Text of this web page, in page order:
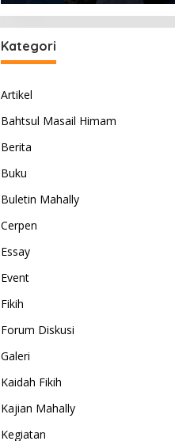
Kategori
Artikel
Bahtsul Masail Himam
Berita
Buku
Buletin Mahally
Cerpen
Essay
Event
Fikih
Forum Diskusi
Galeri
Kaidah Fikih
Kajian Mahally
Kegiatan